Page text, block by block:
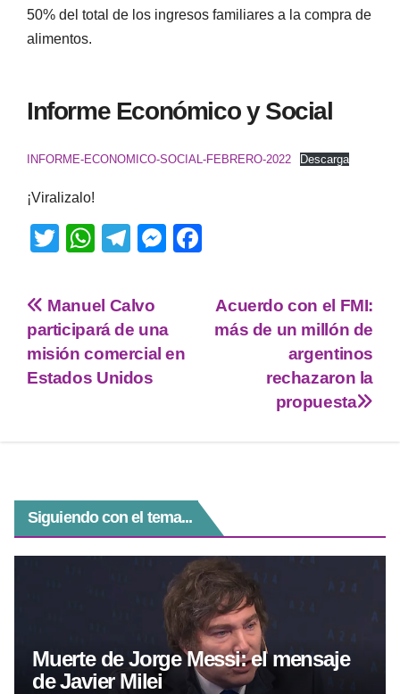
50% del total de los ingresos familiares a la compra de
alimentos.
Informe Económico y Social
INFORME-ECONOMICO-SOCIAL-FEBRERO-2022 Descarga
¡Viralizalo!
T
tt
er
W
at
s
A
p
T
e
gr
a
m
M
e
n
e
Acuerdo con el FMI:
más de un millón de
argentinos
rechazaron la
propuesta
Manuel Calvo
participará de una
misión comercial en
Estados Unidos
Siguiendo con el tema...
Muerte de Jorge Messi: el mensaje
de Javier Milei